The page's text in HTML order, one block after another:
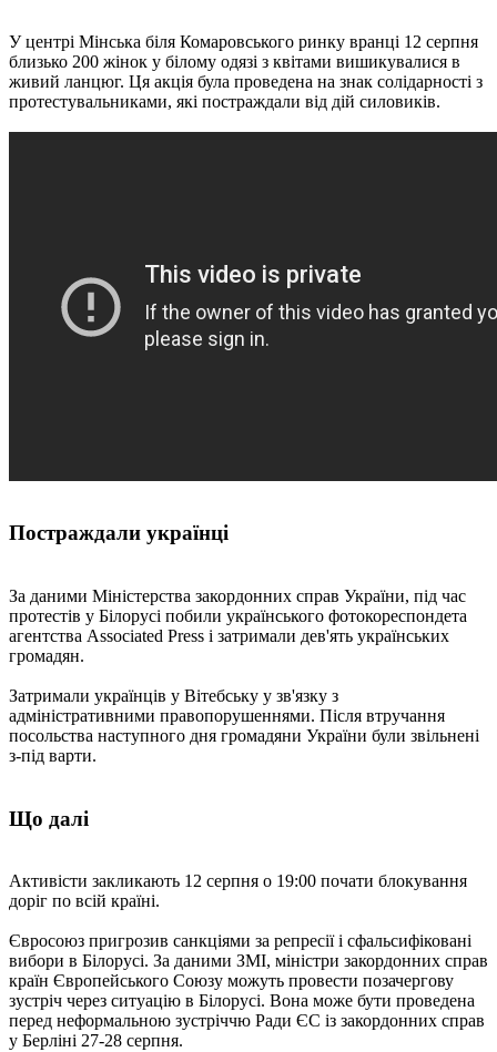
У центрі Мінська біля Комаровського ринку вранці 12 серпня
близько 200 жінок у білому одязі з квітами вишикувалися в
живий ланцюг. Ця акція була проведена на знак солідарності з
протестувальниками, які постраждали від дій силовиків.
Постраждали українці
За даними Міністерства закордонних справ України, під час
протестів у Білорусі побили українського фотокореспондета
агентства Associated Press і затримали дев'ять українських
громадян.
Затримали українців у Вітебську у зв'язку з
адміністративними правопорушеннями. Після втручання
посольства наступного дня громадяни України були звільнені
з-під варти.
Що далі
Активісти закликають 12 серпня о 19:00 почати блокування
доріг по всій країні.
Євросоюз пригрозив санкціями за репресії і сфальсифіковані
вибори в Білорусі. За даними ЗМІ, міністри закордонних справ
країн Європейського Союзу можуть провести позачергову
зустріч через ситуацію в Білорусі. Вона може бути проведена
перед неформальною зустріччю Ради ЄС із закордонних справ
у Берліні 27-28 серпня.